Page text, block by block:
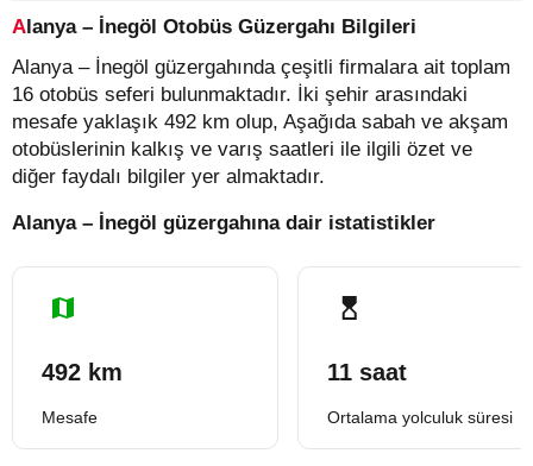
Alanya – İnegöl Otobüs Güzergahı Bilgileri
Alanya – İnegöl güzergahında çeşitli firmalara ait toplam
16 otobüs seferi bulunmaktadır. İki şehir arasındaki
mesafe yaklaşık 492 km olup, Aşağıda sabah ve akşam
otobüslerinin kalkış ve varış saatleri ile ilgili özet ve
diğer faydalı bilgiler yer almaktadır.
Alanya – İnegöl güzergahına dair istatistikler
492 km
Mesafe
11 saat
Ortalama yolculuk süresi